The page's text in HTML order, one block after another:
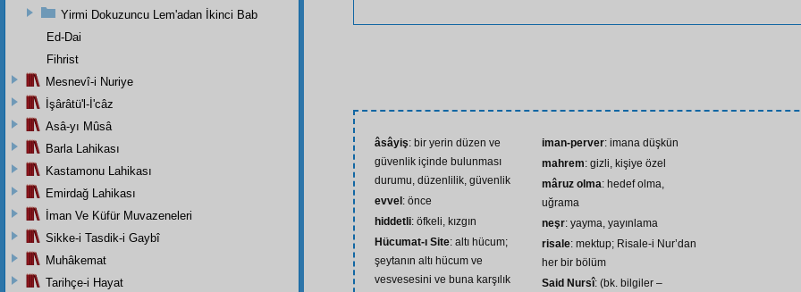
âsâyiş: bir yerin düzen ve
güvenlik içinde bulunması
durumu, düzenlilik, güvenlik
evvel : önce
hiddetli: öfkeli, kızgın
Hücumat-ı Site: altı hücum;
şeytanın altı hücum ve
vesvesesini ve buna karşılık
iman-perver: imana düşkün
mahrem: gizli, kişiye özel
mâruz olma: hedef olma,
uğrama
neşr: yayma, yayınlama
risale: mektup; Risale-i Nur’dan
her bir bölüm
Said Nursî: (bk. bilgiler –
Yirmi Dokuzuncu Lem'adan İkinci Bab
Ed-Dai
Fihrist
Mesnevî-i Nuriye
İşârâtü'l-İ'câz
Asâ-yı Mûsâ
Barla Lahikası
Kastamonu Lahikası
Emirdağ Lahikası
İman Ve Küfür Muvazeneleri
Sikke-i Tasdik-i Gaybî
Muhâkemat
Tarihçe-i Hayat